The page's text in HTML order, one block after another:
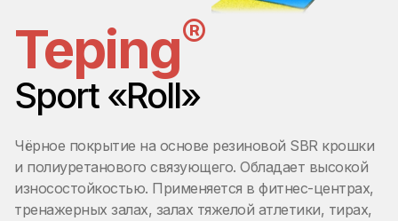
Teping®
Sport «Roll»
Чёрное покрытие на основе резиновой SBR крошки
и полиуретанового связующего. Обладает высокой
износостойкостью. Применяется в фитнес-центрах,
тренажерных залах, залах тяжелой атлетики, тирах,